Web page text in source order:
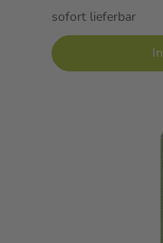
sofort lieferbar